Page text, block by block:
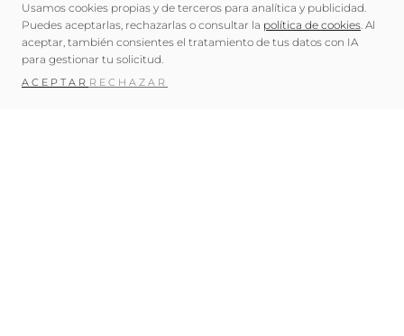
Usamos cookies propias y de terceros para analítica y publicidad.
Puedes aceptarlas, rechazarlas o consultar la política de cookies. Al
aceptar, también consientes el tratamiento de tus datos con IA
para gestionar tu solicitud.
ACEPTAR RECHAZAR